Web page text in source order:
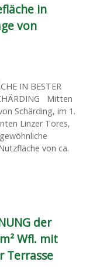
in
von
IN BESTER
Mitten
Schärding, im 1.
Linzer Tores,
von ca.
der
Wfl. mit
Terrasse